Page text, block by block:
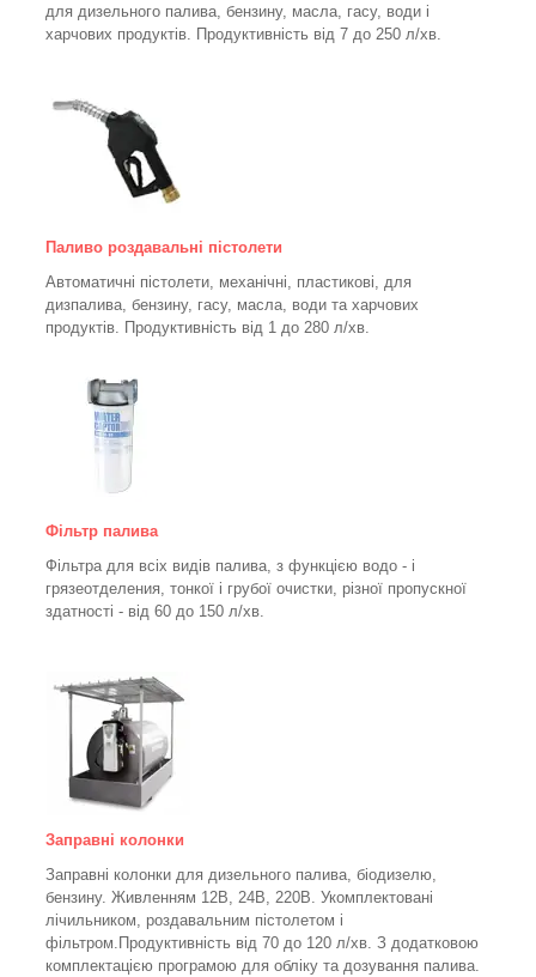
для дизельного палива, бензину, масла, гасу, води і
харчових продуктів. Продуктивність від 7 до 250 л/хв.
Паливо роздавальні пістолети
Автоматичні пістолети, механічні, пластикові, для
дизпалива, бензину, гасу, масла, води та харчових
продуктів. Продуктивність від 1 до 280 л/хв.
Фільтр палива
Фільтра для всіх видів палива, з функцією водо - і
грязеотделения, тонкої і грубої очистки, різної пропускної
здатності - від 60 до 150 л/хв.
Заправні колонки
Заправні колонки для дизельного палива, біодизелю,
бензину. Живленням 12В, 24В, 220В. Укомплектовані
лічильником, роздавальним пістолетом і
фільтром. Продуктивність від 70 до 120 л/хв. З додатковою
комплектацією програмою для обліку та дозування палива.